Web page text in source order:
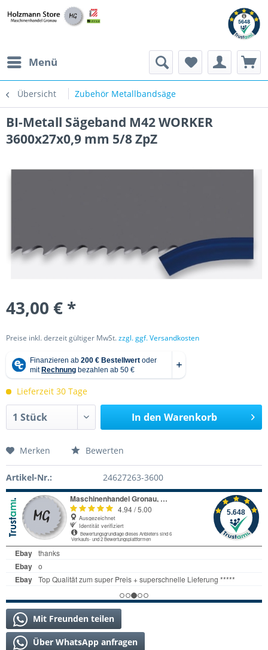
Menü
Übersicht Zubehör Metallbandsäge
BI-Metall Sägeband M42 WORKER
3600x27x0,9 mm 5/8 ZpZ
43,00 € *
Preise inkl. derzeit gültiger MwSt.zzgl. ggf. Versandkosten
Lieferzeit 30 Tage
In den Warenkorb
Merken Bewerten
Artikel-Nr.: 24627263-3600
Mit Freunden teilen
Über WhatsApp anfragen